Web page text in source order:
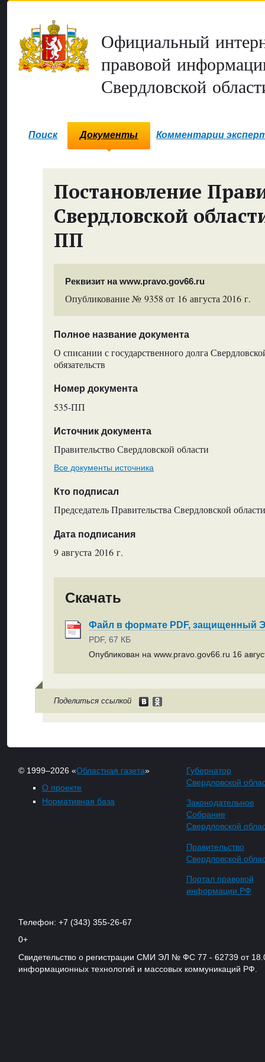
Официальный
правовой
Свердловской
Поиск Документы Комментарии
Постановление
Свердловской
ПП
Реквизит на www.pravo.gov66.ru
Опубликование № 9358 от 16 августа 2016 г.
Полное название документа
О списании с государственного долга
обязательств
Номер документа
535-ПП
Источник документа
Правительство Свердловской области
Все документы источника
Кто подписал
Председатель Правительства Свердловской
Дата подписания
9 августа 2016 г.
Скачать
Файл в формате PDF, защищенный
PDF, 67 КБ
Опубликован на www.pravo.gov66.ru 16
Поделиться ссылкой
© 1999–2026 «Областная газета»
О проекте
Нормативная база
Губернатор
Свердловской
Законодательное
Собрание
Свердловской
Правительство
Свердловской
Портал правовой
информации РФ
Телефон: +7 (343) 355-26-67
0+
Свидетельство о регистрации СМИ ЭЛ № ФС 77 - 62739 от
информационных технологий и массовых коммуникаций РФ.